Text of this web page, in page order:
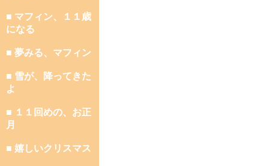
■ マフィン、１１歳
になる
■ 夢みる、マフィン
■ 雪が、降ってきた
よ
■ １１回めの、お正
月
■ 嬉しいクリスマス